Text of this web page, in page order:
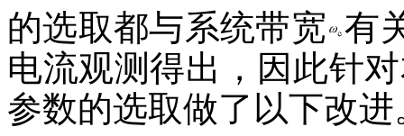
的选取都与系统带宽 有
电流观测得出，因此针
参数的选取做了以下改进